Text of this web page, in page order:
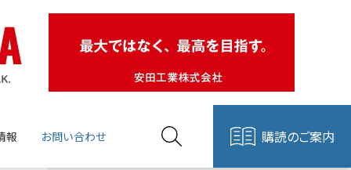
報 お問い合わせ 購読のご案内